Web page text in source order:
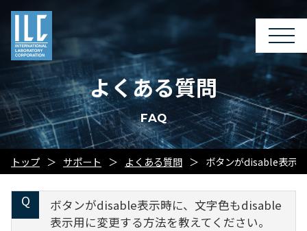
よくある質問
FAQ
トップ サポート よくある質問 ボタンがdisable表示
ボタンがdisable表示時に、文字色もdisable
表示用に変更する方法を教えてください。